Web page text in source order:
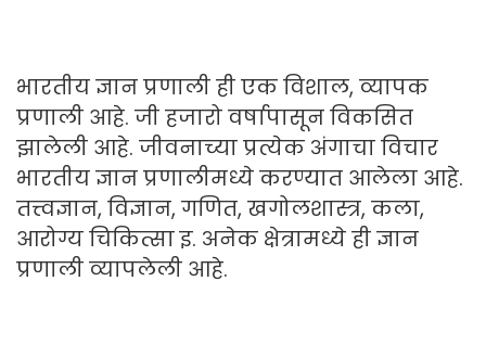
भारतीय ज्ञान प्रणाली ही एक विशाल, व्यापक
प्रणाली आहे. जी हजारो वर्षापासून विकसित
झालेली आहे. जीवनाच्या प्रत्येक अंगाचा विचार
भारतीय ज्ञान प्रणालीमध्ये करण्यात आलेला आहे.
तत्त्वज्ञान, विज्ञान, गणित, खगोलशास्त्र, कला,
आरोग्य चिकित्सा इ. अनेक क्षेत्रामध्ये ही ज्ञान
प्रणाली व्यापलेली आहे.